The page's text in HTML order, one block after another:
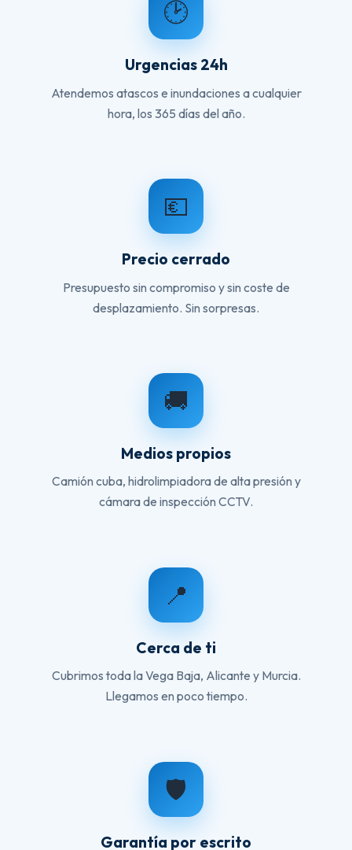
🕑
Urgencias 24h
Atendemos atascos e inundaciones a cualquier
hora, los 365 días del año.
💶
Precio cerrado
Presupuesto sin compromiso y sin coste de
desplazamiento. Sin sorpresas.
🚚
Medios propios
Camión cuba, hidrolimpiadora de alta presión y
cámara de inspección CCTV.
📍
Cerca de ti
Cubrimos toda la Vega Baja, Alicante y Murcia.
Llegamos en poco tiempo.
🛡️
Garantía por escrito